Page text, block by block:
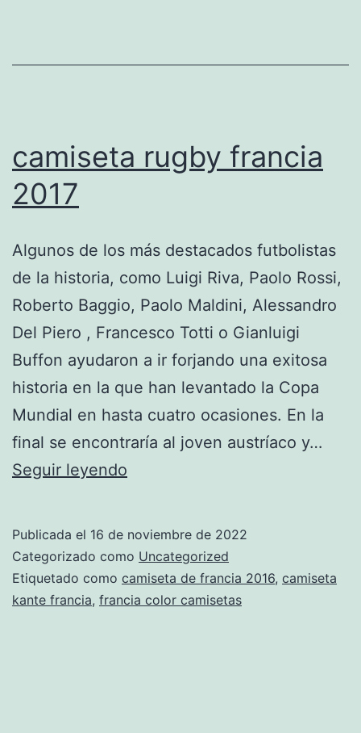
camiseta rugby francia
2017
Algunos de los más destacados futbolistas
de la historia, como Luigi Riva, Paolo Rossi,
Roberto Baggio, Paolo Maldini, Alessandro
Del Piero , Francesco Totti o Gianluigi
Buffon ayudaron a ir forjando una exitosa
historia en la que han levantado la Copa
Mundial en hasta cuatro ocasiones. En la
final se encontraría al joven austríaco y…
Seguir leyendo
2017
Publicada el 16 de noviembre de 2022
Categorizado como Uncategorized
Etiquetado como camiseta de francia 2016, camiseta
kante francia, francia color camisetas